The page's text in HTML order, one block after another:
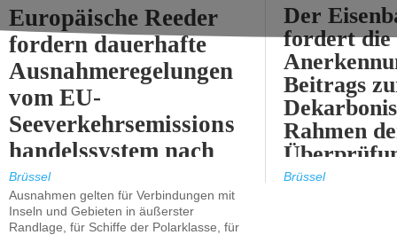
Europäische Reeder
fordern dauerhafte
Ausnahmeregelungen
vom EU-
Seeverkehrsemissions
handelssystem nach
2030.
Brüssel
Ausnahmen gelten für Verbindungen mit
Inseln und Gebieten in äußerster
Randlage, für Schiffe der Polarklasse, für
Der
fordert die
Beitrags
Rahmen
ETS.
Brüssel